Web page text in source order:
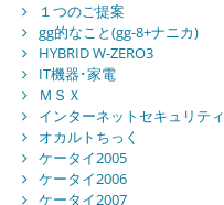
１つのご提案
gg的なこと(gg-8+ナニカ)
HYBRID W-ZERO3
IT機器･家電
ＭＳＸ
インターネットセキュリティ
オカルトちっく
ケータイ2005
ケータイ2006
ケータイ2007